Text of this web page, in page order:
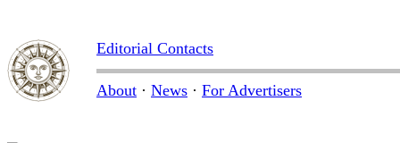
Editorial Contacts
About · News · For Advertisers